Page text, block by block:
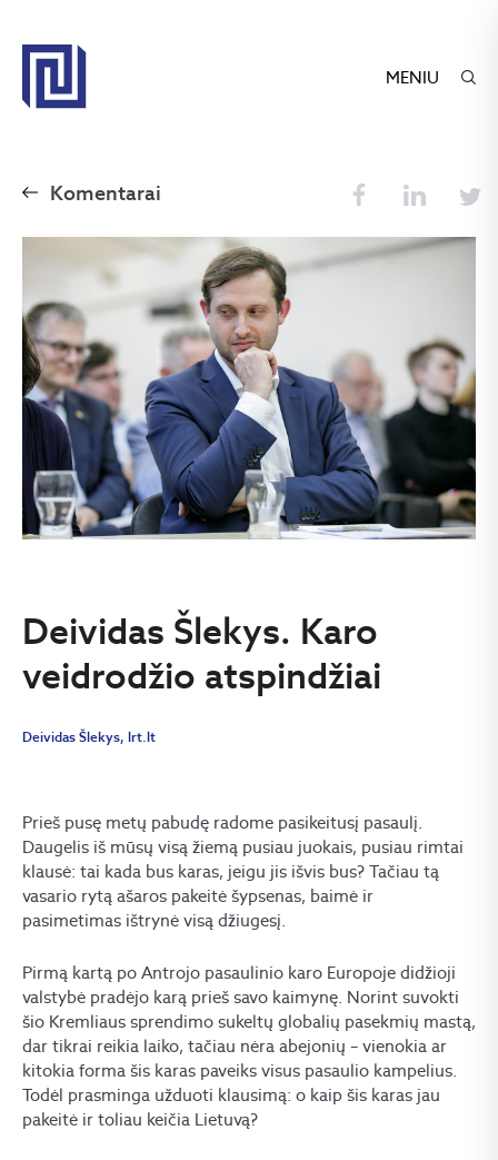
MENIU
Komentarai
Deividas Šlekys. Karo
veidrodžio atspindžiai
Deividas Šlekys, lrt.lt
Prieš pusę metų pabudę radome pasikeitusį pasaulį.
Daugelis iš mūsų visą žiemą pusiau juokais, pusiau rimtai
klausė: tai kada bus karas, jeigu jis išvis bus? Tačiau tą
vasario rytą ašaros pakeitė šypsenas, baimė ir
pasimetimas ištrynė visą džiugesį.
Pirmą kartą po Antrojo pasaulinio karo Europoje didžioji
valstybė pradėjo karą prieš savo kaimynę. Norint suvokti
šio Kremliaus sprendimo sukeltų globalių pasekmių mastą,
dar tikrai reikia laiko, tačiau nėra abejonių – vienokia ar
kitokia forma šis karas paveiks visus pasaulio kampelius.
Todėl prasminga užduoti klausimą: o kaip šis karas jau
pakeitė ir toliau keičia Lietuvą?